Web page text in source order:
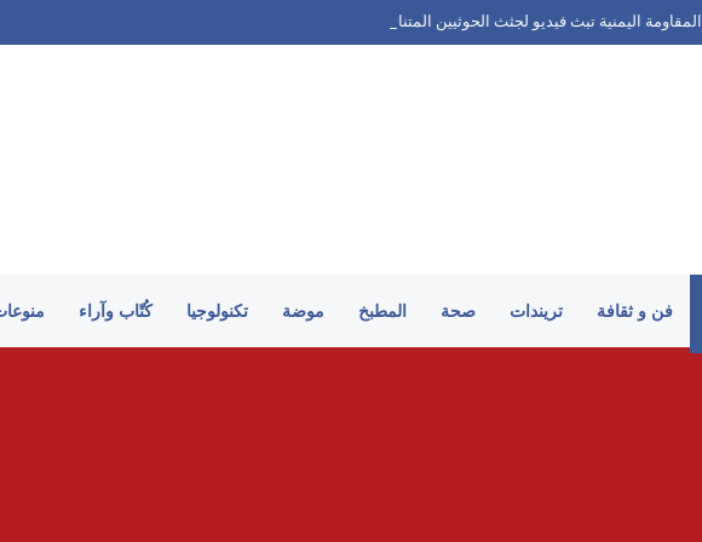
المقاومة اليمنية تبث فيديو لجثث الحوثيين المتناثرة جنوب الحديدة
فن و ثقافة تريندات صحة المطبخ موضة تكنولوجيا كُتّاب وآراء